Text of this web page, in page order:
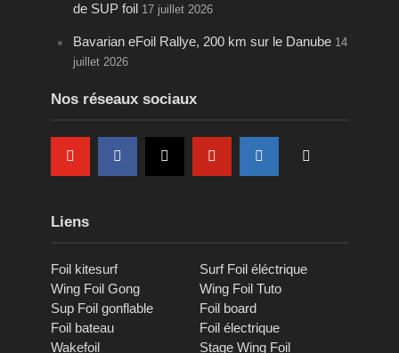
de SUP foil 17 juillet 2026
Bavarian eFoil Rallye, 200 km sur le Danube 14
juillet 2026
Nos réseaux sociaux
Liens
Foil kitesurf
Surf Foil éléctrique
Wing Foil Gong
Wing Foil Tuto
Sup Foil gonflable
Foil board
Foil bateau
Foil électrique
Wakefoil
Stage Wing Foil